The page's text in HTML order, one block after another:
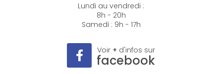
Lundi au vendredi :
8h - 20h
Samedi : 9h - 17h
Voir + d'infos sur
facebook